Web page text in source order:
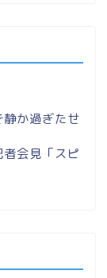
か過ぎたせ
会見「スピ